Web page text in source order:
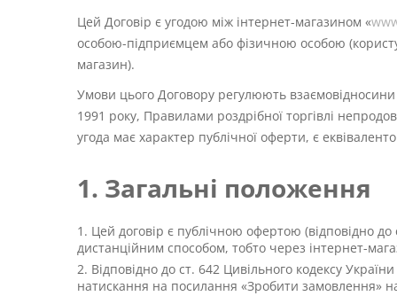
Цей Договір є угодою між інтернет-магазином «
особою-підприємцем або фізичною особою
магазин).
Умови цього Договору регулюють
1991 року, Правилами роздрібної торгівлі
угода має характер публічної оферти, є
1. Загальні положення
Цей договір є публічною офертою (відповідно до
дистанційним способом, тобто через інтернет-
Відповідно до ст. 642 Цивільного кодексу
натискання на посилання «Зробити замовлення»